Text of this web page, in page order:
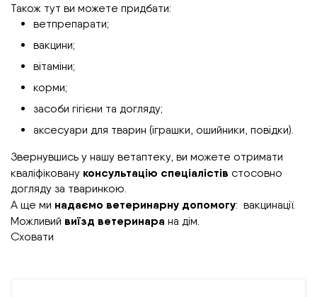
Також тут ви можете придбати:
ветпрепарати;
вакцини;
вітаміни;
корми;
засоби гігієни та догляду;
аксесуари для тварин (іграшки, ошийники, повідки).
Звернувшись у нашу ветаптеку, ви можете отримати
кваліфіковану консультацію спеціалістів стосовно
догляду за тваринкою.
А ще ми надаємо ветеринарну допомогу: вакцинації.
Можливий виїзд ветеринара на дім.
Сховати